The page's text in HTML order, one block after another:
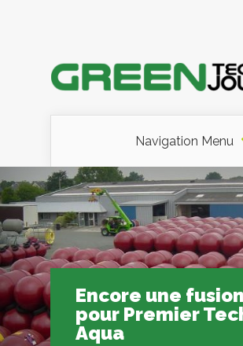
Navigation Menu
Encore une fusion
pour Premier
Aqua